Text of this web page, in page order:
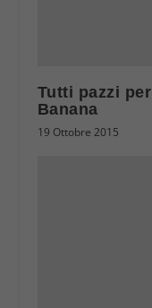
Tutti pazzi
Banana
19 Ottobre 2015